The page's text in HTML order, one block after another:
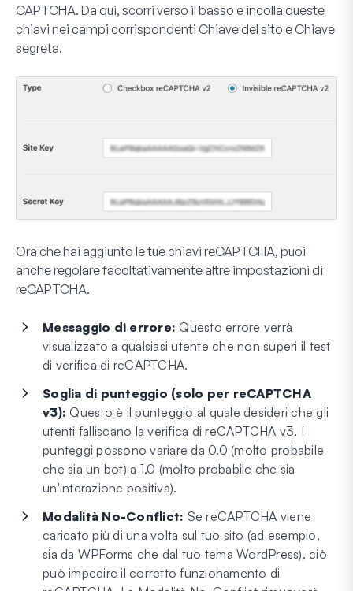
CAPTCHA. Da qui, scorri verso il basso e incolla queste
chiavi nei campi corrispondenti Chiave del sito e Chiave
segreta.
Ora che hai aggiunto le tue chiavi reCAPTCHA, puoi
anche regolare facoltativamente altre impostazioni di
reCAPTCHA.
Messaggio di errore: Questo errore verrà
visualizzato a qualsiasi utente che non superi il test
di verifica di reCAPTCHA.
Soglia di punteggio (solo per reCAPTCHA
v3): Questo è il punteggio al quale desideri che gli
utenti falliscano la verifica di reCAPTCHA v3. I
punteggi possono variare da 0.0 (molto probabile
che sia un bot) a 1.0 (molto probabile che sia
un'interazione positiva).
Modalità No-Conflict: Se reCAPTCHA viene
caricato più di una volta sul tuo sito (ad esempio,
sia da WPForms che dal tuo tema WordPress), ciò
può impedire il corretto funzionamento di